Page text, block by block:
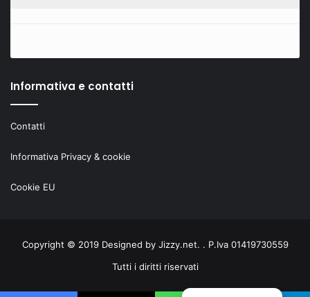
Informativa e contatti
Contatti
Informativa Privacy & cookie
Cookie EU
Copyright © 2019 Designed by Jizzy.net. . P.Iva 01419730559
Tutti i diritti riservati